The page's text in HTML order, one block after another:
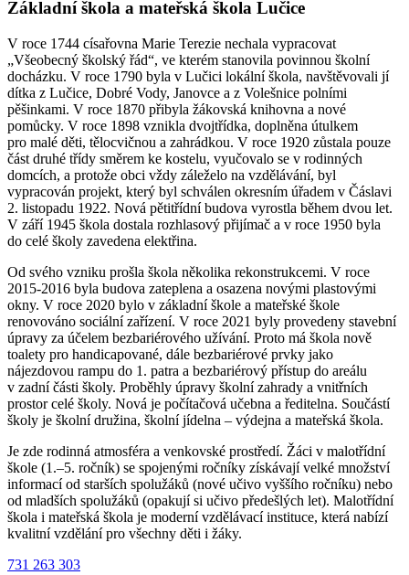
Základní škola a mateřská škola Lučice
V roce 1744 císařovna Marie Terezie nechala vypracovat
„Všeobecný školský řád“, ve kterém stanovila povinnou školní
docházku. V roce 1790 byla v Lučici lokální škola, navštěvovali jí
dítka z Lučice, Dobré Vody, Janovce a z Volešnice polními
pěšinkami. V roce 1870 přibyla žákovská knihovna a nové
pomůcky. V roce 1898 vznikla dvojtřídka, doplněna útulkem
pro malé děti, tělocvičnou a zahrádkou. V roce 1920 zůstala pouze
část druhé třídy směrem ke kostelu, vyučovalo se v rodinných
domcích, a protože obci vždy záleželo na vzdělávání, byl
vypracován projekt, který byl schválen okresním úřadem v Čáslavi
2. listopadu 1922. Nová pětitřídní budova vyrostla během dvou let.
V září 1945 škola dostala rozhlasový přijímač a v roce 1950 byla
do celé školy zavedena elektřina.
Od svého vzniku prošla škola několika rekonstrukcemi. V roce
2015-2016 byla budova zateplena a osazena novými plastovými
okny. V roce 2020 bylo v základní škole a mateřské škole
renovováno sociální zařízení. V roce 2021 byly provedeny stavební
úpravy za účelem bezbariérového užívání. Proto má škola nově
toalety pro handicapované, dále bezbariérové prvky jako
nájezdovou rampu do 1. patra a bezbariérový přístup do areálu
v zadní části školy. Proběhly úpravy školní zahrady a vnitřních
prostor celé školy. Nová je počítačová učebna a ředitelna. Součástí
školy je školní družina, školní jídelna – výdejna a mateřská škola.
Je zde rodinná atmosféra a venkovské prostředí. Žáci v malotřídní
škole (1.–5. ročník) se spojenými ročníky získávají velké množství
informací od starších spolužáků (nové učivo vyššího ročníku) nebo
od mladších spolužáků (opakují si učivo předešlých let). Malotřídní
škola i mateřská škola je moderní vzdělávací instituce, která nabízí
kvalitní vzdělání pro všechny děti i žáky.
731 263 303